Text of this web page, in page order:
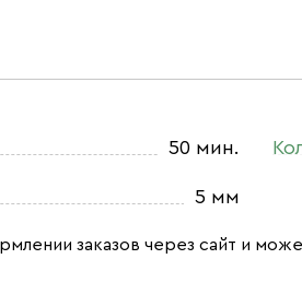
50 мин.
5 мм
заказов через сайт и